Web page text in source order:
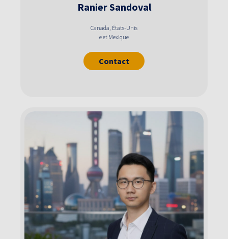
RanierSandoval
Canada, États-Unis
e et Mexique
Contact